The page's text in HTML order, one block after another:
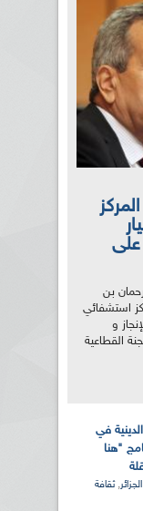
على
بن
استشفائي
و
القطاعية
في
"هنا
الجزائر,ثقافة